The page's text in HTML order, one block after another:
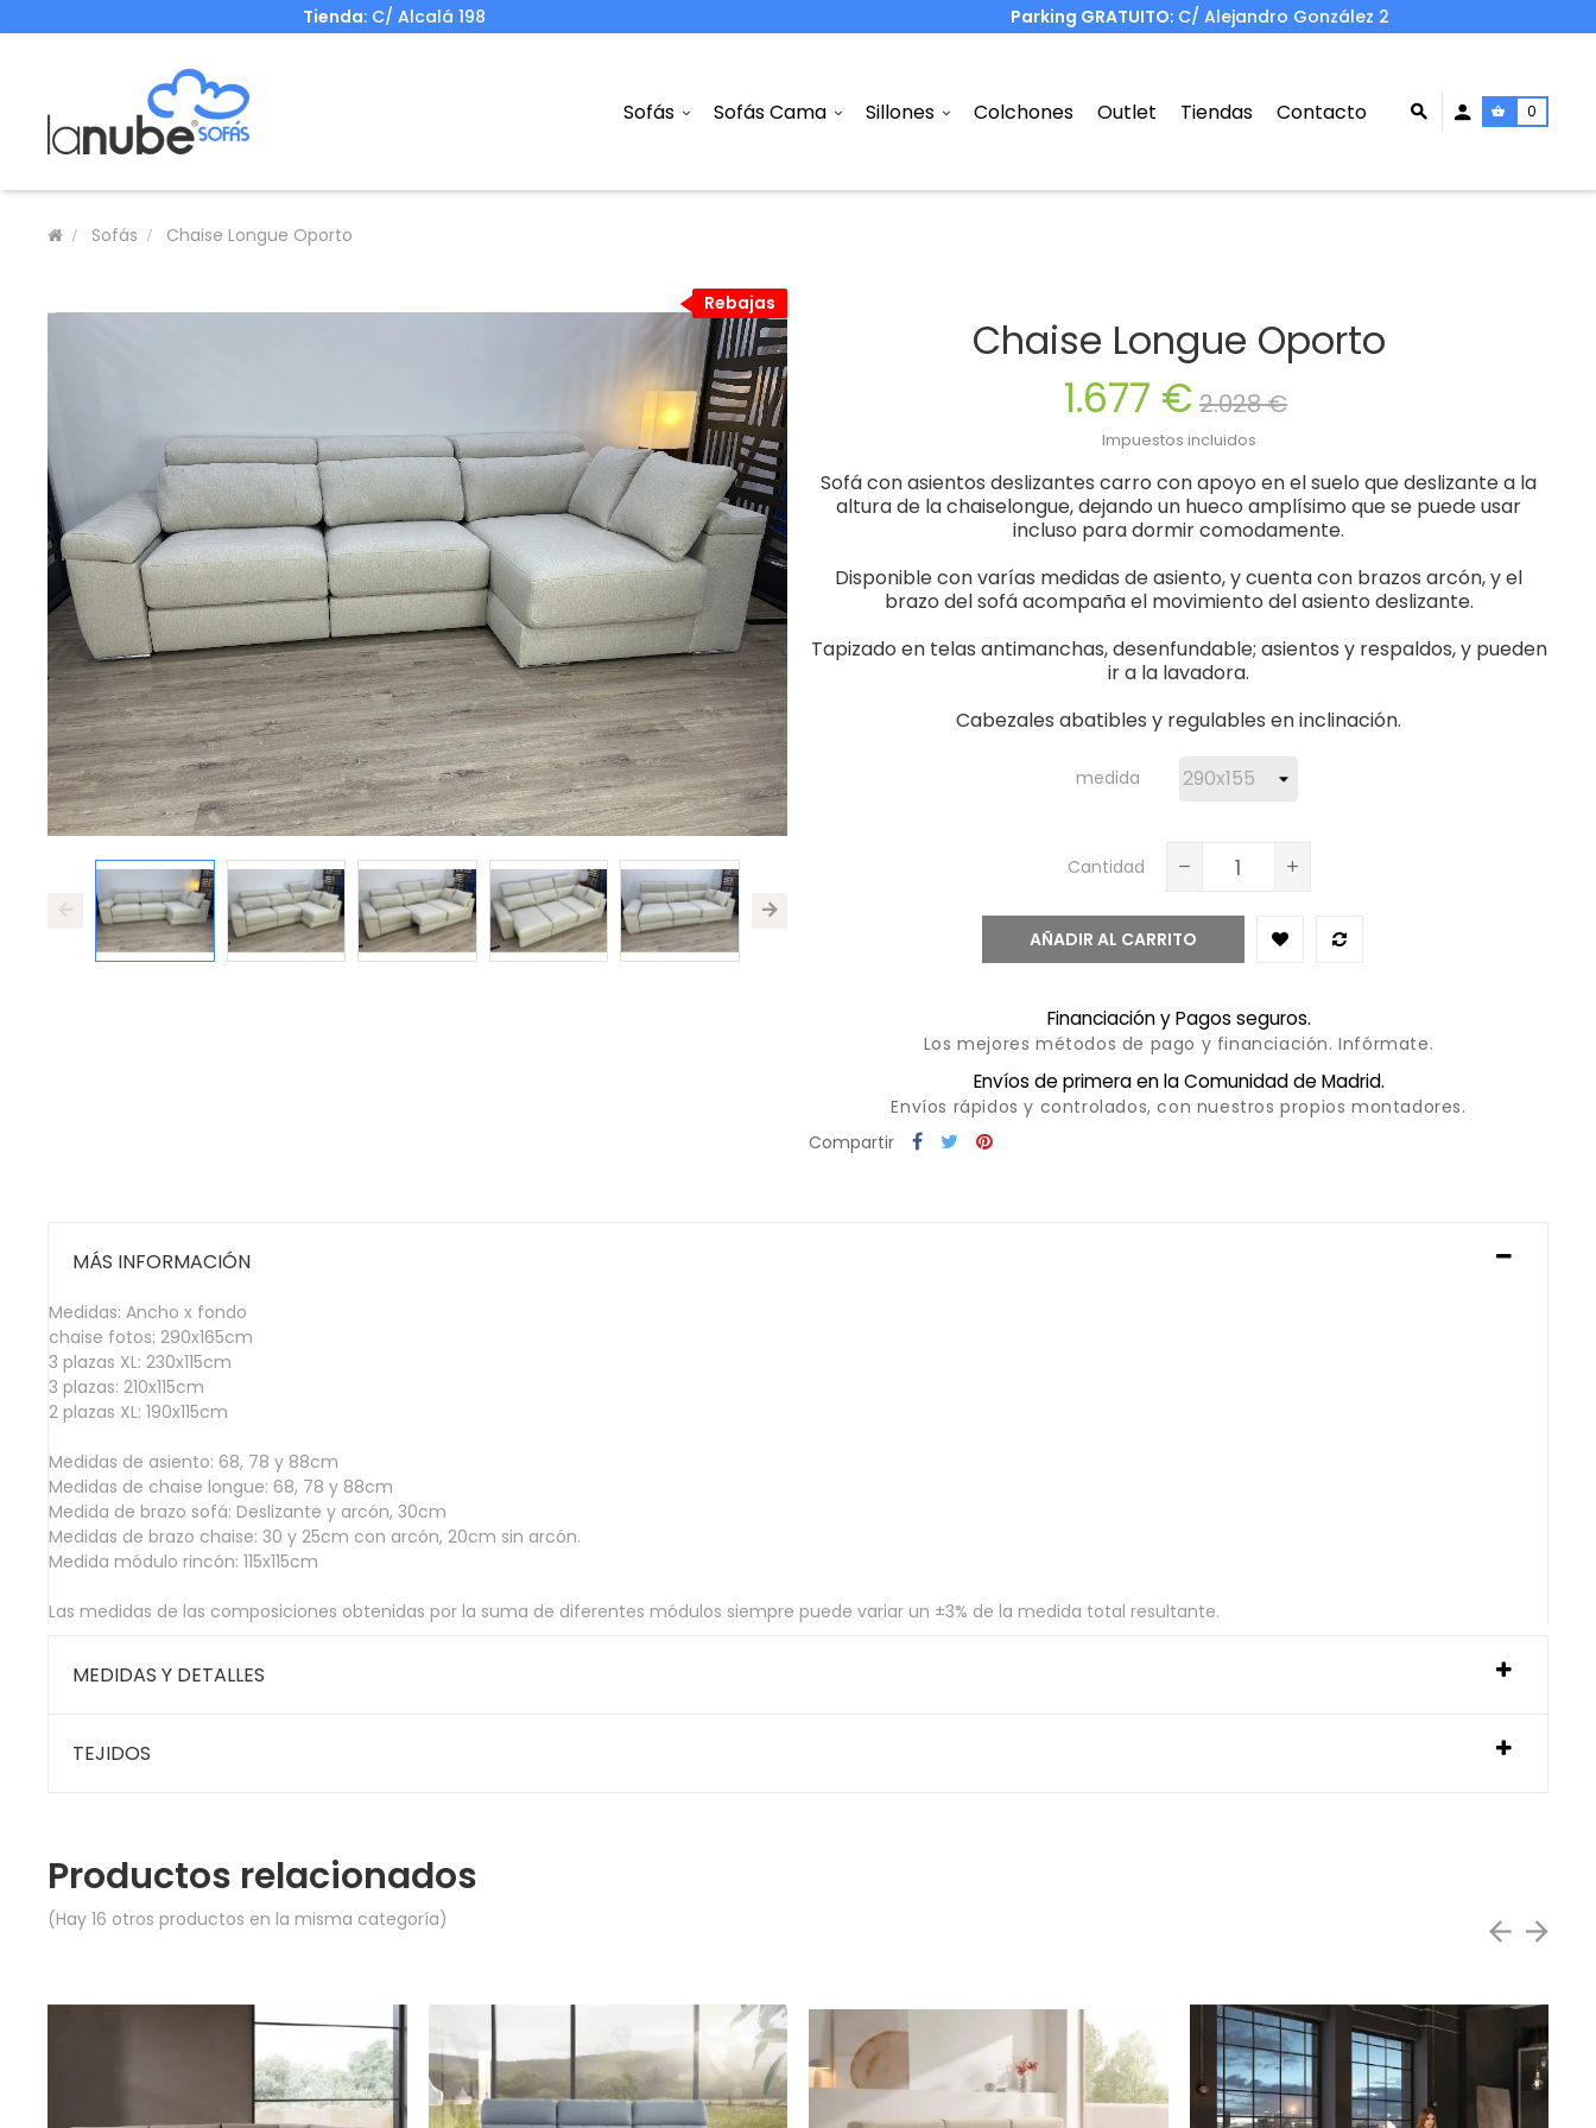
Tienda: C/ Alcalá 198 Parking GRATUITO: C/ Alejandro González 2
Sofás Sofás Cama Sillones Colchones Outlet Tiendas Contacto 0
Sofás Chaise Longue Oporto
Rebajas
Rebajas
Chaise Longue Oporto
1.677 € 2.028 €
Impuestos incluidos
Sofá con asientos deslizantes carro con apoyo en el suelo que deslizante a la
altura de la chaiselongue, dejando un hueco amplísimo que se puede usar
incluso para dormir comodamente.
Disponible con varías medidas de asiento, y cuenta con brazos arcón, y el
brazo del sofá acompaña el movimiento del asiento deslizante.
Tapizado en telas antimanchas, desenfundable; asientos y respaldos, y pueden
ir a la lavadora.
Cabezales abatibles y regulables en inclinación.
medida
Cantidad
AÑADIR AL CARRITO
Financiación y Pagos seguros.
Los mejores métodos de pago y financiación. Infórmate.
Envíos de primera en la Comunidad de Madrid.
Envíos rápidos y controlados, con nuestros propios montadores.
Compartir
MÁS INFORMACIÓN
Medidas: Ancho x fondo
chaise fotos: 290x165cm
3 plazas XL: 230x115cm
3 plazas: 210x115cm
2 plazas XL: 190x115cm
Medidas de asiento: 68, 78 y 88cm
Medidas de chaise longue: 68, 78 y 88cm
Medida de brazo sofá: Deslizante y arcón, 30cm
Medidas de brazo chaise: 30 y 25cm con arcón, 20cm sin arcón.
Medida módulo rincón: 115x115cm
Las medidas de las composiciones obtenidas por la suma de diferentes módulos siempre puede variar un ±3% de la medida total resultante.
MEDIDAS Y DETALLES
TEJIDOS
Productos relacionados
(Hay 16 otros productos en la misma categoría)